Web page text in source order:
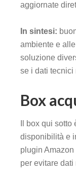
aggiornate
In sintesi:
ambiente e
soluzione
se i dati tecnici
Box
Il box qui
disponibilità e
plugin
per evitare